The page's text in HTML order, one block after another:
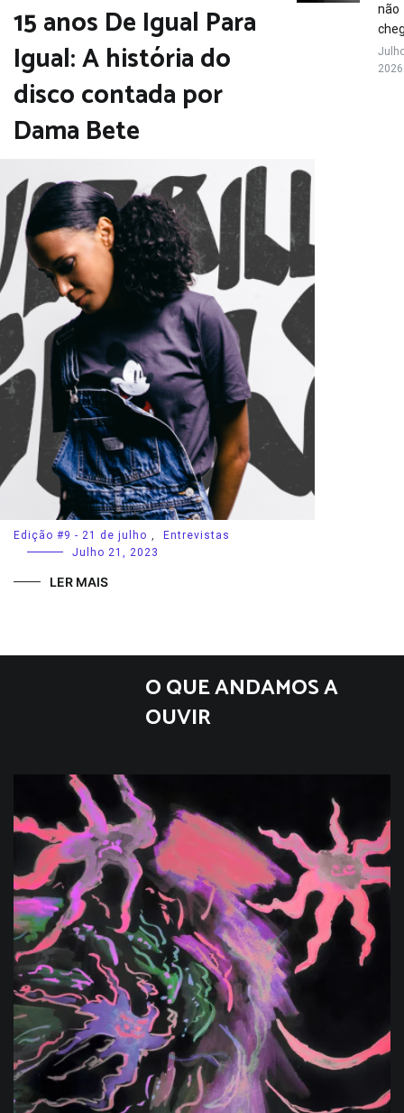
15 anos De Igual Para
Igual: A história do
disco contada por
Dama Bete
Edição #9 - 21 de julho ,
Entrevistas
Julho 21, 2023
LER MAIS
não
2026
O QUE ANDAMOS A
OUVIR